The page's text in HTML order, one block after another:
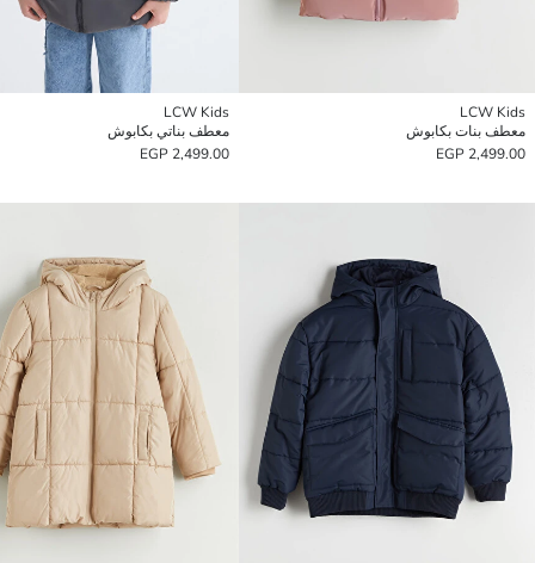
LCW Kids
معطف بنات بكابوش
2,499.00 EGP
LCW Kids
معطف بناتي بكابوش
2,499.00 EGP